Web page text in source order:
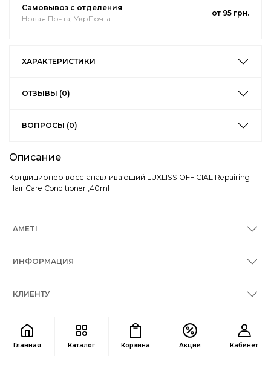
Главная Каталог Корзина Акции Кабинет
Самовывоз с отделения
Новая Почта, УкрПочта
от 95 грн.
ХАРАКТЕРИСТИКИ
ОТЗЫВЫ (0)
ВОПРОСЫ (0)
Описание
Кондиционер восстанавливающий LUXLISS OFFICIAL Repairing
Hair Care Conditioner ,40ml
AMETI
ИНФОРМАЦИЯ
КЛИЕНТУ
КОНТАКТЫ